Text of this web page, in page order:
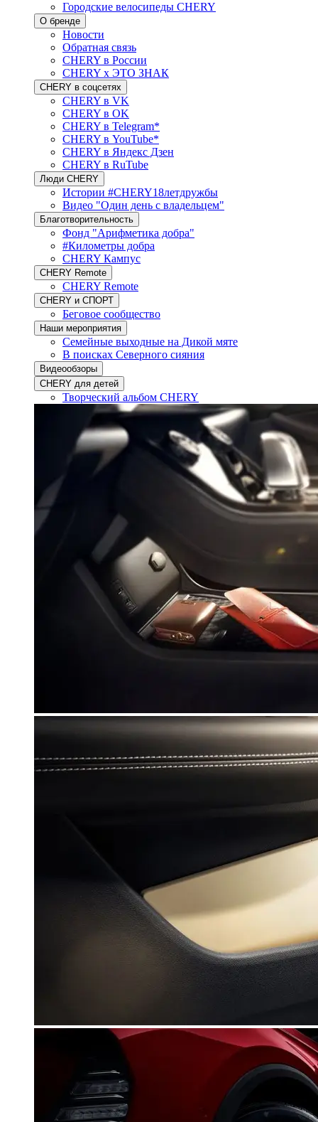
Городские велосипеды CHERY
О бренде
Новости
Обратная связь
CHERY в России
CHERY x ЭТО ЗНАК
CHERY в соцсетях
CHERY в VK
CHERY в OK
CHERY в Telegram*
CHERY в YouTube*
CHERY в Яндекс Дзен
CHERY в RuTube
Люди CHERY
Истории #CHERY18летдружбы
Видео "Один день с владельцем"
Благотворительность
Фонд "Арифметика добра"
#Километры добра
CHERY Кампус
CHERY Remote
CHERY Remote
CHERY и СПОРТ
Беговое сообщество
Наши мероприятия
Семейные выходные на Дикой мяте
В поисках Северного сияния
Видеообзоры
CHERY для детей
Творческий альбом CHERY